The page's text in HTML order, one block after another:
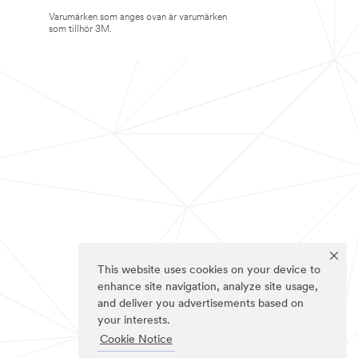
This website uses cookies on your device to
enhance site navigation, analyze site usage,
and deliver you advertisements based on
your interests.
Cookie Notice
Varumärken som anges ovan är varumärken
som tillhör 3M.